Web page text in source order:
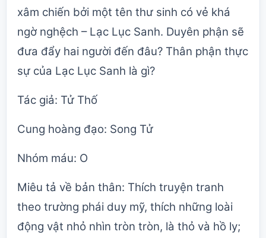
xâm chiến bởi một tên thư sinh có vẻ khá
ngờ nghệch – Lạc Lục Sanh. Duyên phận sẽ
đưa đẩy hai người đến đâu? Thân phận thực
sự của Lạc Lục Sanh là gì?
Tác giả: Tử Thố
Cung hoàng đạo: Song Tử
Nhóm máu: O
Miêu tả về bản thân: Thích truyện tranh
theo trường phái duy mỹ, thích những loài
động vật nhỏ nhìn tròn tròn, là thỏ và hồ ly;